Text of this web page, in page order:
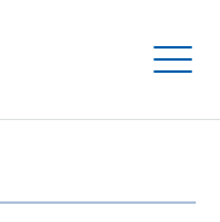
Menu